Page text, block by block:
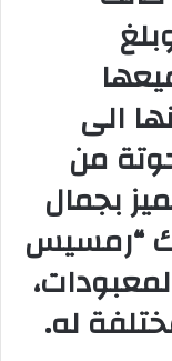
الى
من
بجمال
“رمسيس
له.